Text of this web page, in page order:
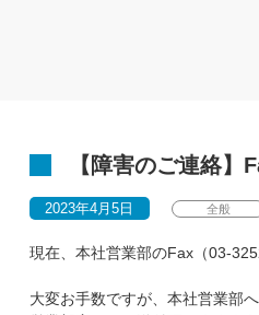
【障害のご連絡】
2023年4月5日 全般
現在、本社営業部のFax（03-
大変お手数ですが、本社営業部